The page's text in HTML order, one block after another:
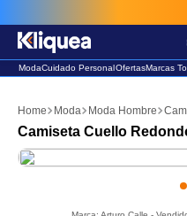
ModaCuidado PersonalOfertasMarcas
Moda Moda Hombre
Camiseta Cuello
2. sandalia